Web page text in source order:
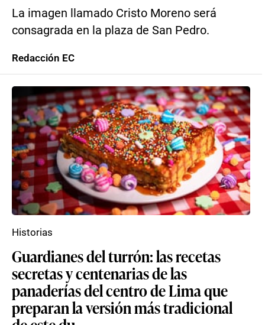
La imagen llamado Cristo Moreno será
consagrada en la plaza de San Pedro.
Redacción EC
Guardianes del turrón: las recetas
secretas y centenarias de las
panaderías del centro de Lima que
preparan la versión más tradicional
Historias